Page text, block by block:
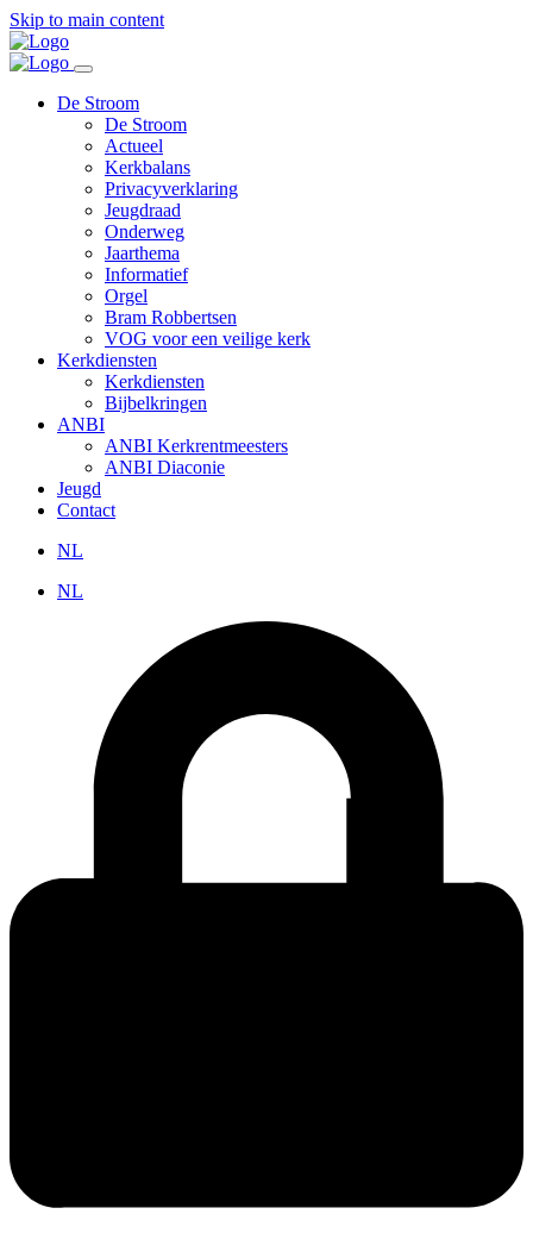
Skip to main content
De Stroom
De Stroom
Actueel
Kerkbalans
Privacyverklaring
Jeugdraad
Onderweg
Jaarthema
Informatief
Orgel
Bram Robbertsen
VOG voor een veilige kerk
Kerkdiensten
Kerkdiensten
Bijbelkringen
ANBI
ANBI Kerkrentmeesters
ANBI Diaconie
Jeugd
Contact
NL
NL